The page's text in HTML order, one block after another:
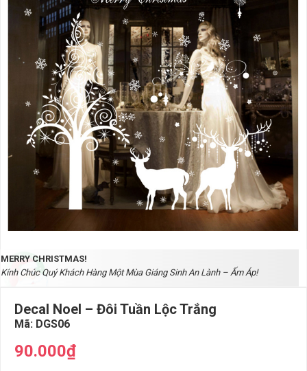
MERRY CHRISTMAS!
Kính Chúc Quý Khách Hàng Một Mùa Giáng Sinh An Lành – Ấm Áp!
Decal Noel – Đôi Tuần Lộc Trắng
Mã: DGS06
90.000₫